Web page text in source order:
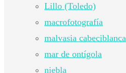
Lillo (Toledo)
macrofotografía
malvasia cabeciblanca
mar de ontígola
niebla